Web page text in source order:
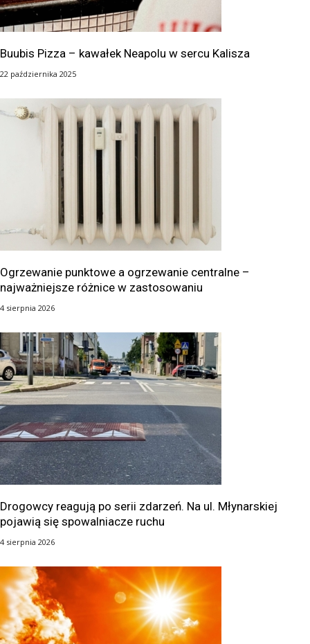
Buubis Pizza – kawałek Neapolu w sercu Kalisza
22 października 2025
Ogrzewanie punktowe a ogrzewanie centralne –
najważniejsze różnice w zastosowaniu
4 sierpnia 2026
Drogowcy reagują po serii zdarzeń. Na ul. Młynarskiej
pojawią się spowalniacze ruchu
4 sierpnia 2026